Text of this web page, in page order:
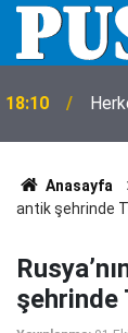
18:10
Anasayfa
antik şehrinde
şehrinde